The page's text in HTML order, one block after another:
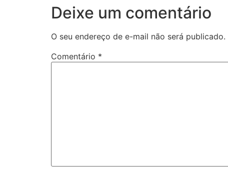
Deixe um comentário
O seu endereço de e-mail não será publicado.
Comentário *